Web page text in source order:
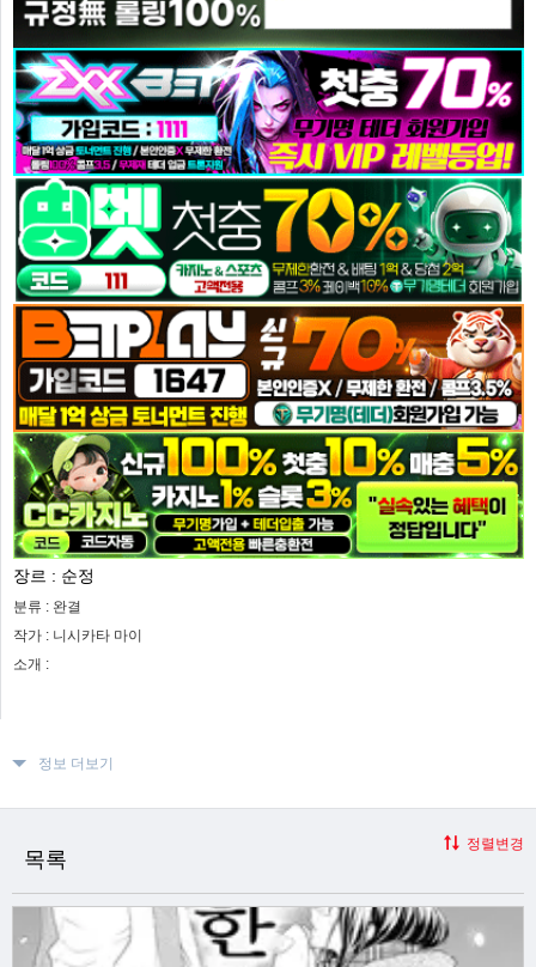
장르 : 순정
분류 : 완결
작가 : 니시카타 마이
소개 :
정보 더보기
목록
정렬변경